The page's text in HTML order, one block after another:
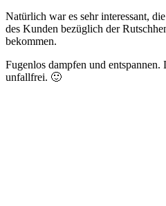
Natürlich war es sehr interessant,
des Kunden bezüglich der
bekommen.
Fugenlos dampfen und entspannen.
unfallfrei. 🙂